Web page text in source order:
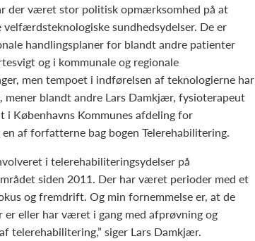
der været stor politisk opmærksomhed på at
velfærdsteknologiske sundhedsydelser. De er
handlingsplaner for blandt andre patienter
og i kommunale og regionale
men tempoet i indførelsen af teknologierne har
blandt andre Lars Damkjær, fysioterapeut
i Københavns Kommunes afdeling for
af forfatterne bag bogen Telerehabilitering.
i telerehabiliteringsydelser på
siden 2011. Der har været perioder med et
og fremdrift. Og min fornemmelse er, at de
er eller har været i gang med afprøvning og
telerehabilitering,” siger Lars Damkjær.
på afstand